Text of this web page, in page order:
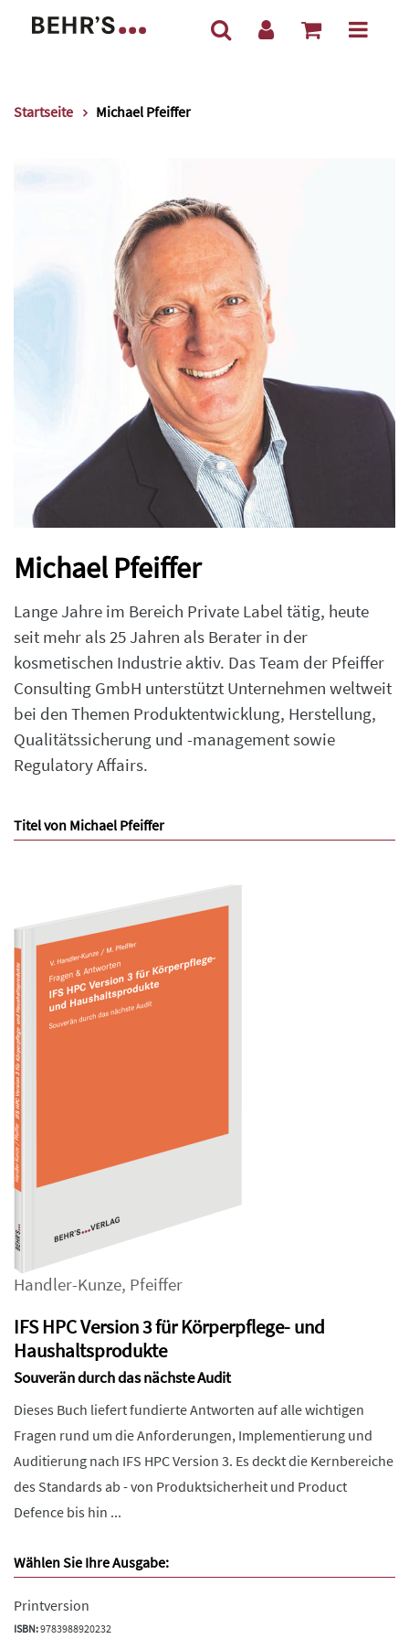
Startseite Michael Pfeiffer
Michael Pfeiffer
Lange Jahre im Bereich Private Label tätig, heute
seit mehr als 25 Jahren als Berater in der
kosmetischen Industrie aktiv. Das Team der Pfeiffer
Consulting GmbH unterstützt Unternehmen weltweit
bei den Themen Produktentwicklung, Herstellung,
Qualitätssicherung und -management sowie
Regulatory Affairs.
Titel von Michael Pfeiffer
Handler-Kunze, Pfeiffer
IFS HPC Version 3 für Körperpflege- und
Haushaltsprodukte
Souverän durch das nächste Audit
Dieses Buch liefert fundierte Antworten auf alle wichtigen
Fragen rund um die Anforderungen, Implementierung und
Auditierung nach IFS HPC Version 3. Es deckt die Kernbereiche
des Standards ab - von Produktsicherheit und Product
Defence bis hin ...
Wählen Sie Ihre Ausgabe:
Printversion
ISBN:9783988920232